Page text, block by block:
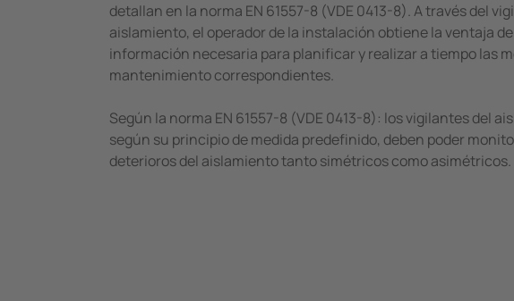
detallan en la norma EN 61557-8 (VDE 0413-8). A través del
aislamiento, el operador de la instalación obtiene la ventaja de
información necesaria para planificar y realizar a tiempo las
mantenimiento correspondientes.
Según la norma EN 61557-8 (VDE 0413-8): los vigilantes del
según su principio de medida predefinido, deben poder
deterioros del aislamiento tanto simétricos como asimétricos.